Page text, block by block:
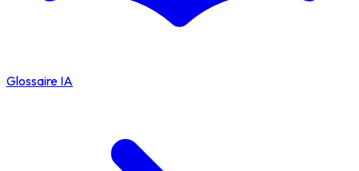
Glossaire IA